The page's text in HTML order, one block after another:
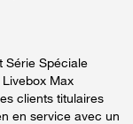
Série Spéciale
Max
clients titulaires
en service avec un